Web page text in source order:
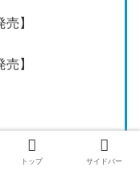
売】
売】
トップ サイドバー